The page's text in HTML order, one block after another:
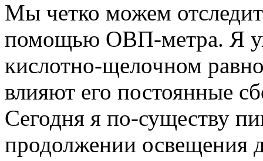
Мы четко можем
помощью ОВП-метра. Я
кислотно-щелочном
влияют его постоянные
Сегодня я по-существу
продолжении освещения